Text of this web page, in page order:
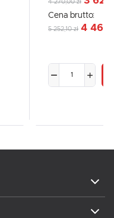
4 270,00 zł
Cena brutto:
5 252,10 zł 4